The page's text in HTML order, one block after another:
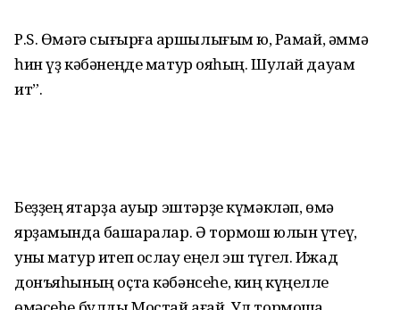
Р.S. Өмәгә сығырға ҡаршылығым юҡ, Рамай, әммә
һин үҙ кәбәнеңде матур ҡояһың. Шулай дауам
ит”.
Беҙҙең яҡтарҙа ауыр эштәрҙе күмәкләп, өмә
ярҙамында башҡаралар. Ә тормош юлын үтеү,
уны матур итеп ослау еңел эш түгел. Ижад
донъяһының оҫта кәбәнсеһе, киң күңелле